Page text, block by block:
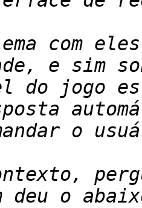
com
do jogo
deu o